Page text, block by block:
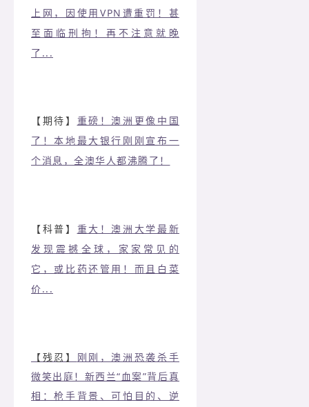
上网，因使用VPN遭重罚！甚
至面临刑拘！再不注意就晚
了...
【期待】 重磅！澳洲更像中国
了！本地最大银行刚刚宣布一
个消息，全澳华人都沸腾了！
【科普】 重大！澳洲大学最新
发现震撼全球，家家常见的
它，或比药还管用！而且白菜
价...
【残忍】 刚刚，澳洲恐袭杀手
微笑出庭！新西兰“血案”背后真
相：枪手背景、可怕目的、逆